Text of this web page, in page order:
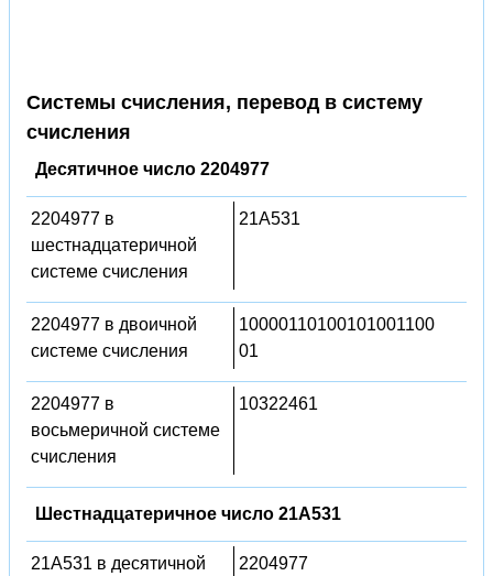
Системы счисления, перевод в систему
счисления
Десятичное число 2204977
2204977 в
шестнадцатеричной
системе счисления
21A531
2204977 в двоичной
системе счисления
10000110100101001100
01
2204977 в
восьмеричной системе
счисления
10322461
Шестнадцатеричное число 21A531
21A531 в десятичной
2204977